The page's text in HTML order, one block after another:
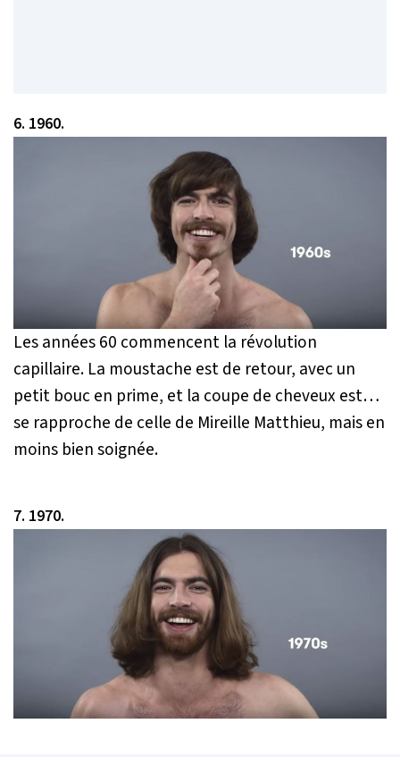
6. 1960.
Les années 60 commencent la révolution
capillaire. La moustache est de retour, avec un
petit bouc en prime, et la coupe de cheveux est…
se rapproche de celle de Mireille Matthieu, mais en
moins bien soignée.
7. 1970.